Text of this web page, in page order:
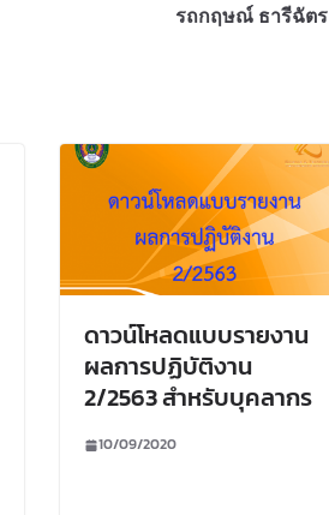
รถกฤษณ์ ธารีฉัตร
ดาวน์โหลดแบบรายงาน
ผลการปฏิบัติงาน
2/2563 สำหรับบุคลากร
10/09/2020